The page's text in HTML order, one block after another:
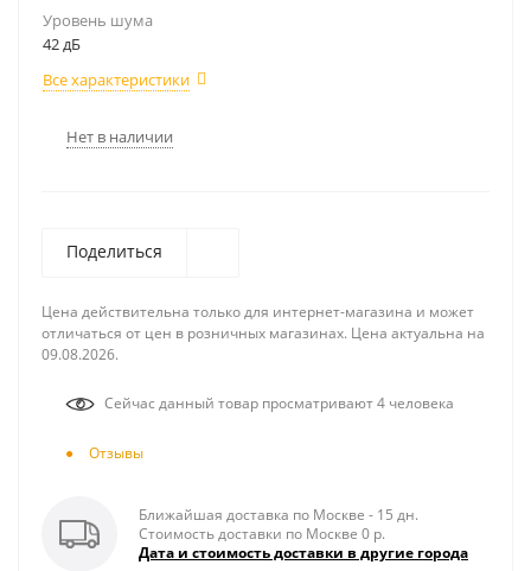
Уровень шума
42 дБ
Все характеристики
Нет в наличии
Поделиться
Цена действительна только для интернет-магазина и может
отличаться от цен в розничных магазинах. Цена актуальна на
09.08.2026.
Сейчас данный товар просматривают 4 человека
Отзывы
Ближайшая доставка по Москве - 15 дн.
Стоимость доставки по Москве 0 р.
Дата и стоимость доставки в другие города